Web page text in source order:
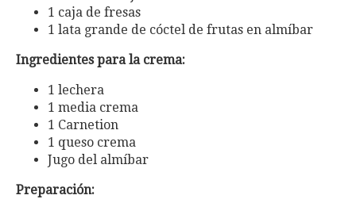
1 caja de fresas
1 lata grande de cóctel de frutas en almíbar
Ingredientes para la crema:
1 lechera
1 media crema
1 Carnetion
1 queso crema
Jugo del almíbar
Preparación: